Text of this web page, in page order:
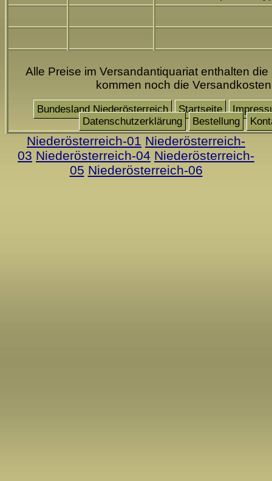
Alle Preise im Versandantiquariat enthalten die
kommen noch die Versandkosten
Bundesland Niederösterreich Startseite
Datenschutzerklärung
Bestellung
Niederösterreich-01 Niederösterreich-
03 Niederösterreich-04 Niederösterreich-
05 Niederösterreich-06